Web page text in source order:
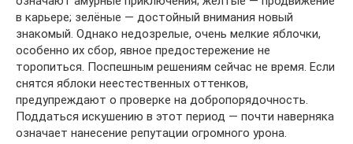
в карьере; зелёные — достойный внимания новый
знакомый. Однако недозрелые, очень мелкие яблочки,
особенно их сбор, явное предостережение не
торопиться. Поспешным решениям сейчас не время. Если
снятся яблоки неестественных оттенков,
предупреждают о проверке на добропорядочность.
Поддаться искушению в этот период — почти наверняка
означает нанесение репутации огромного урона.